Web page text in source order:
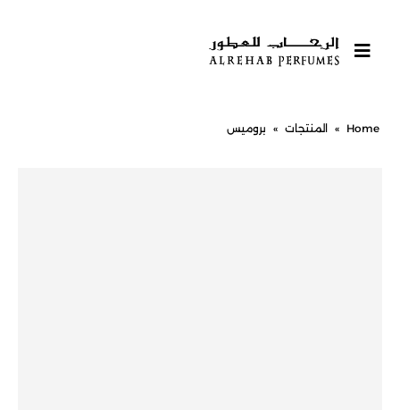
Home
» المنتجات » بروميس